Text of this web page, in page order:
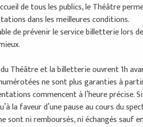
de tous les publics, le Théâtre
dans les meilleures conditions.
de prévenir le service billetterie lors
Théâtre et la billetterie ouvrent 1h
ne sont plus garanties à
commencent à l’heure précise.
la faveur d’une pause au cours du
sont ni remboursés, ni échangés sauf